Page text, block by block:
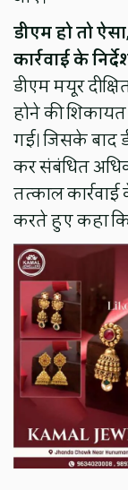
डीएम हो तो
कार्रवाई के
डीएम मयूर
होने की
गई। जिसके बाद
कर संबंधित
तत्काल
करते हुए कहा कि